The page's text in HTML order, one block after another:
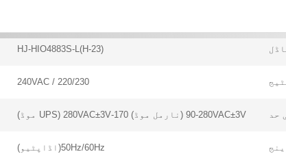
HJ-HIO4883S-L(H-23)
220/230 / 240VAC
حد 90-280VAC±3V (نارمل موڈ) 170-280VAC±3V (UPS موڈ)
50Hz/60Hz(اڈاپٹیو)